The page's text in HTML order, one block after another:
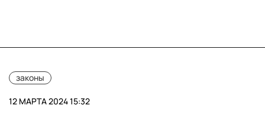
законы
12 МАРТА 2024 15:32